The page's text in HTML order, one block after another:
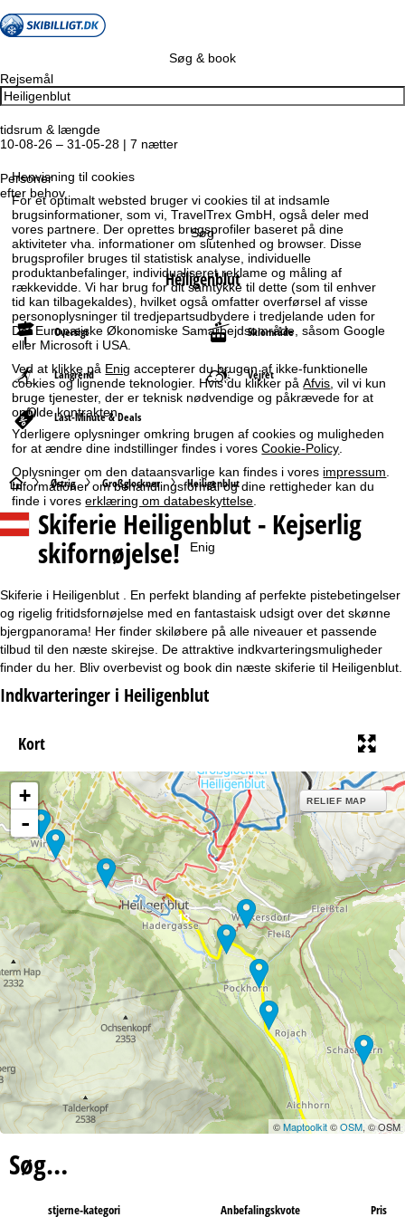
Henvisning til cookies
For et optimalt websted bruger vi cookies til at indsamle
brugsinformationer, som vi, TravelTrex GmbH, også deler med
vores partnere. Der oprettes brugsprofiler baseret på dine
aktiviteter vha. informationer om slutenhed og browser. Disse
brugsprofiler bruges til statistisk analyse, individuelle
produktanbefalinger, individualiseret reklame og måling af
rækkevidde. Vi har brug for dit samtykke til dette (som til enhver
tid kan tilbagekaldes), hvilket også omfatter overførsel af visse
personoplysninger til tredjepartsudbydere i tredjelande uden for
Det Europæiske Økonomiske Samarbejdsområde, såsom Google
eller Microsoft i USA.
Ved at klikke på Enig accepterer du brugen af ikke-funktionelle
cookies og lignende teknologier. Hvis du klikker påAfvis , vil vi kun
bruge tjenester, der er teknisk nødvendige og påkrævede for at
opfylde kontrakten.
Yderligere oplysninger omkring brugen af cookies og muligheden
for at ændre dine indstillinger findes i voresCookie-Policy
Oplysninger om den dataansvarlige kan findes i vores impressum
Informationer om behandlingsformål og dine rettigheder kan du
finde i voreserklæring om databeskyttelse
Enig
Søg & book
Rejsemål
tidsrum & længde
10-08-26 – 31-05-28 | 7 nætter
Personer
efter behov
Søg
Heiligenblut
Oversigt Skiområde
Langrend Vejret
Last-Minute & Deals
S
t
r
t
s
i
d
e
Østrig Großglockner Heiligenblut
Skiferie Heiligenblut - Kejserlig
skifornøjelse!
Skiferie i Heiligenblut . En perfekt blanding af perfekte pistebetingelser
og rigelig fritidsfornøjelse med en fantastaisk udsigt over det skønne
bjergpanorama! Her finder skiløbere på alle niveauer et passende
tilbud til den næste skirejse. De attraktive indkvarteringsmuligheder
finder du her. Bliv overbevist og book din næste skiferie til Heiligenblut.
Indkvarteringer i Heiligenblut
Kort
10
13
+
-
RELIEF MAP
©Maptoolkit©OSM, © OSM
Søg…
stjerne-kategori Anbefalingskvote Pris